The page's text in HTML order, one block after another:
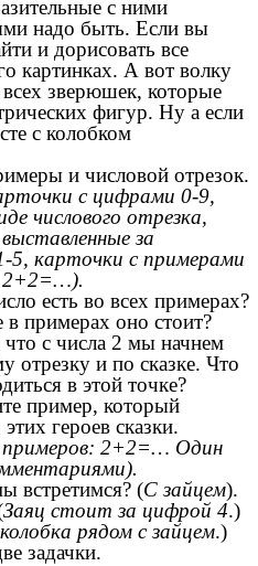
с ними
надо быть. Если вы
и дорисовать все
картинках. А вот волку
зверюшек, которые
фигур. Ну а если
с колобком
и числовой отрезок.
с цифрами 0-9,
числового отрезка,
за
карточки с примерами
есть во всех примерах?
в примерах оно стоит?
с числа 2 мы начнем
отрезку и по сказке. Что
в этой точке?
пример, который
героев сказки.
2+2=… Один
встретимся? (С зайцем).
Заяц стоит за цифрой 4.)
рядом с зайцем.)
задачки.